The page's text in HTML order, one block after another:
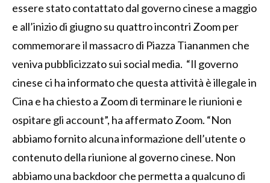
essere stato contattato dal governo cinese a maggio
e all’inizio di giugno su quattro incontri Zoom per
commemorare il massacro di Piazza Tiananmen che
veniva pubblicizzato sui social media. “Il governo
cinese ci ha informato che questa attività è illegale in
Cina e ha chiesto a Zoom di terminare le riunioni e
ospitare gli account”, ha affermato Zoom. “Non
abbiamo fornito alcuna informazione dell’utente o
contenuto della riunione al governo cinese. Non
abbiamo una backdoor che permetta a qualcuno di